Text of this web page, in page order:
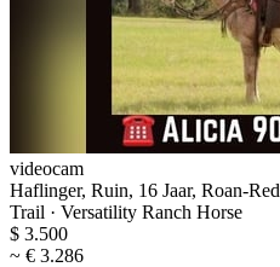
videocam
Haflinger, Ruin, 16 Jaar, Roan-Red
Trail · Versatility Ranch Horse
$ 3.500
~ € 3.286